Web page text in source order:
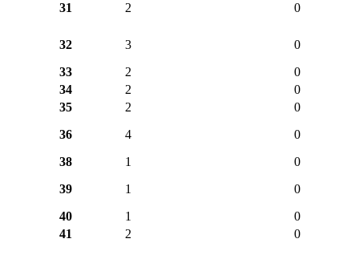
31
2 0
32 3
0
33
2
0
34
2
0
35
2
0
36
4
0
38
1
0
39
1
0
40
1
0
41
2 0